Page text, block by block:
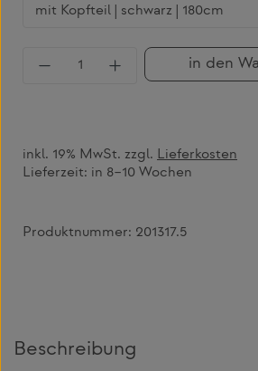
Produkt Anzahl: Gib den
in den
inkl. 19% MwSt. zzgl. Lieferkosten
Lieferzeit: in 8–10 Wochen
Produktnummer: 201317.5
Beschreibung